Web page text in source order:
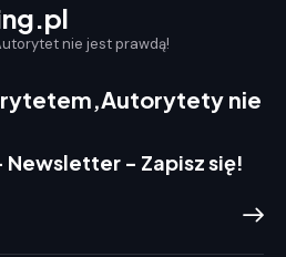
nie jest prawdą!
Autorytety nie
- Zapisz się!